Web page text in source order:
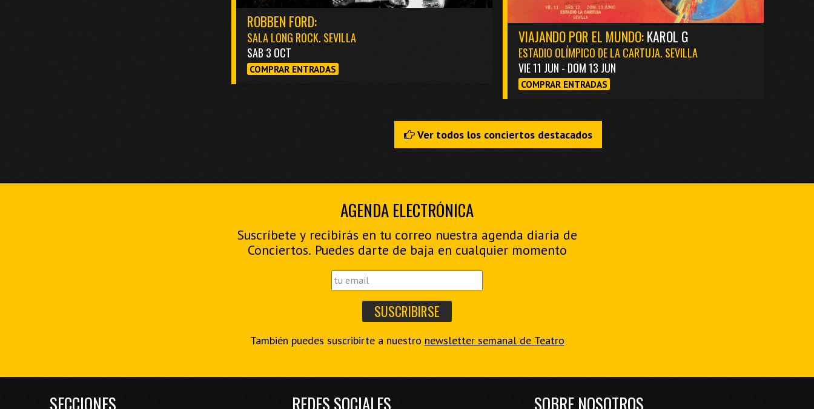
ROBBEN FORD:
SALA LONG ROCK. SEVILLA
SAB 3 OCT
COMPRAR ENTRADAS
VIAJANDO POR EL MUNDO:KAROL G
ESTADIO OLÍMPICO DE LA CARTUJA. SEVILLA
VIE 11 JUN - DOM 13 JUN
COMPRAR ENTRADAS
Ver todos los conciertos destacados
AGENDA ELECTRÓNICA
Suscríbete y recibirás en tu correo nuestra agenda diaria de
Conciertos. Puedes darte de baja en cualquier momento
También puedes suscribirte a nuestro newsletter semanal de Teatro
SECCIONES REDES SOCIALES SOBRE NOSOTROS